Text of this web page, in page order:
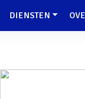
DIENSTEN